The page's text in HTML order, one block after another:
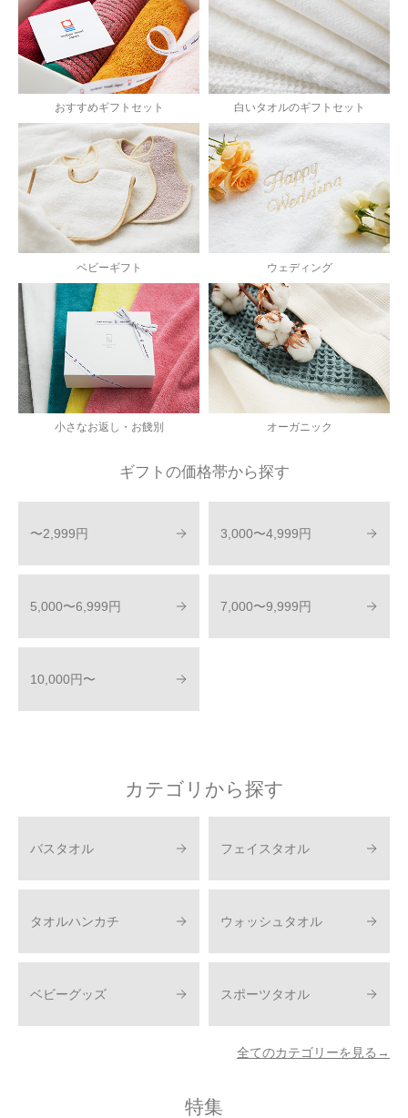
おすすめギフトセット 白いタオルのギフトセット
ベビーギフト ウェディング
小さなお返し・お餞別 オーガニック
ギフトの価格帯から探す
〜2,999円 3,000〜4,999円
5,000〜6,999円 7,000〜9,999円
10,000円〜
カテゴリから探す
バスタオル フェイスタオル
タオルハンカチ ウォッシュタオル
ベビーグッズ スポーツタオル
全てのカテゴリーを見る→
特集